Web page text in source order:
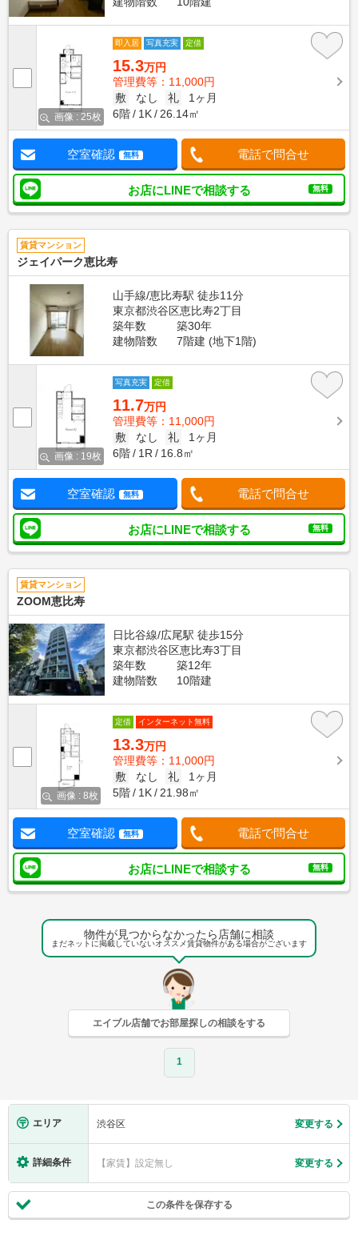
画像 : 25枚
即入居 写真充実 定借
15.3万円
管理費等：11,000円
敷
なし 礼
1ヶ月
6階
1K 26.14㎡
空室確認 無料 電話で問合せ
お店にLINEで相談する 無料
賃貸マンション
ジェイパーク恵比寿
山手線/恵比寿駅 徒歩11分
東京都渋谷区恵比寿2丁目
築年数
築30年
建物階数
7階建 (地下1階)
画像 : 19枚
写真充実 定借
11.7万円
管理費等：11,000円
敷
なし 礼
1ヶ月
6階
1R 16.8㎡
空室確認 無料 電話で問合せ
お店にLINEで相談する 無料
賃貸マンション
ZOOM恵比寿
日比谷線/広尾駅 徒歩15分
東京都渋谷区恵比寿3丁目
築年数
築12年
建物階数
10階建
画像 : 8枚
定借 インターネット無料
13.3万円
管理費等：11,000円
敷
なし 礼
1ヶ月
5階
1K 21.98㎡
空室確認 無料 電話で問合せ
お店にLINEで相談する 無料
物件が見つからなかったら店舗に相談
まだネットに掲載していないオススメ賃貸物件がある場合がございます
エイブル店舗でお部屋探しの相談をする
1
エリア 渋谷区 変更する
詳細条件 【家賃】設定無し 変更する
この条件を保存する